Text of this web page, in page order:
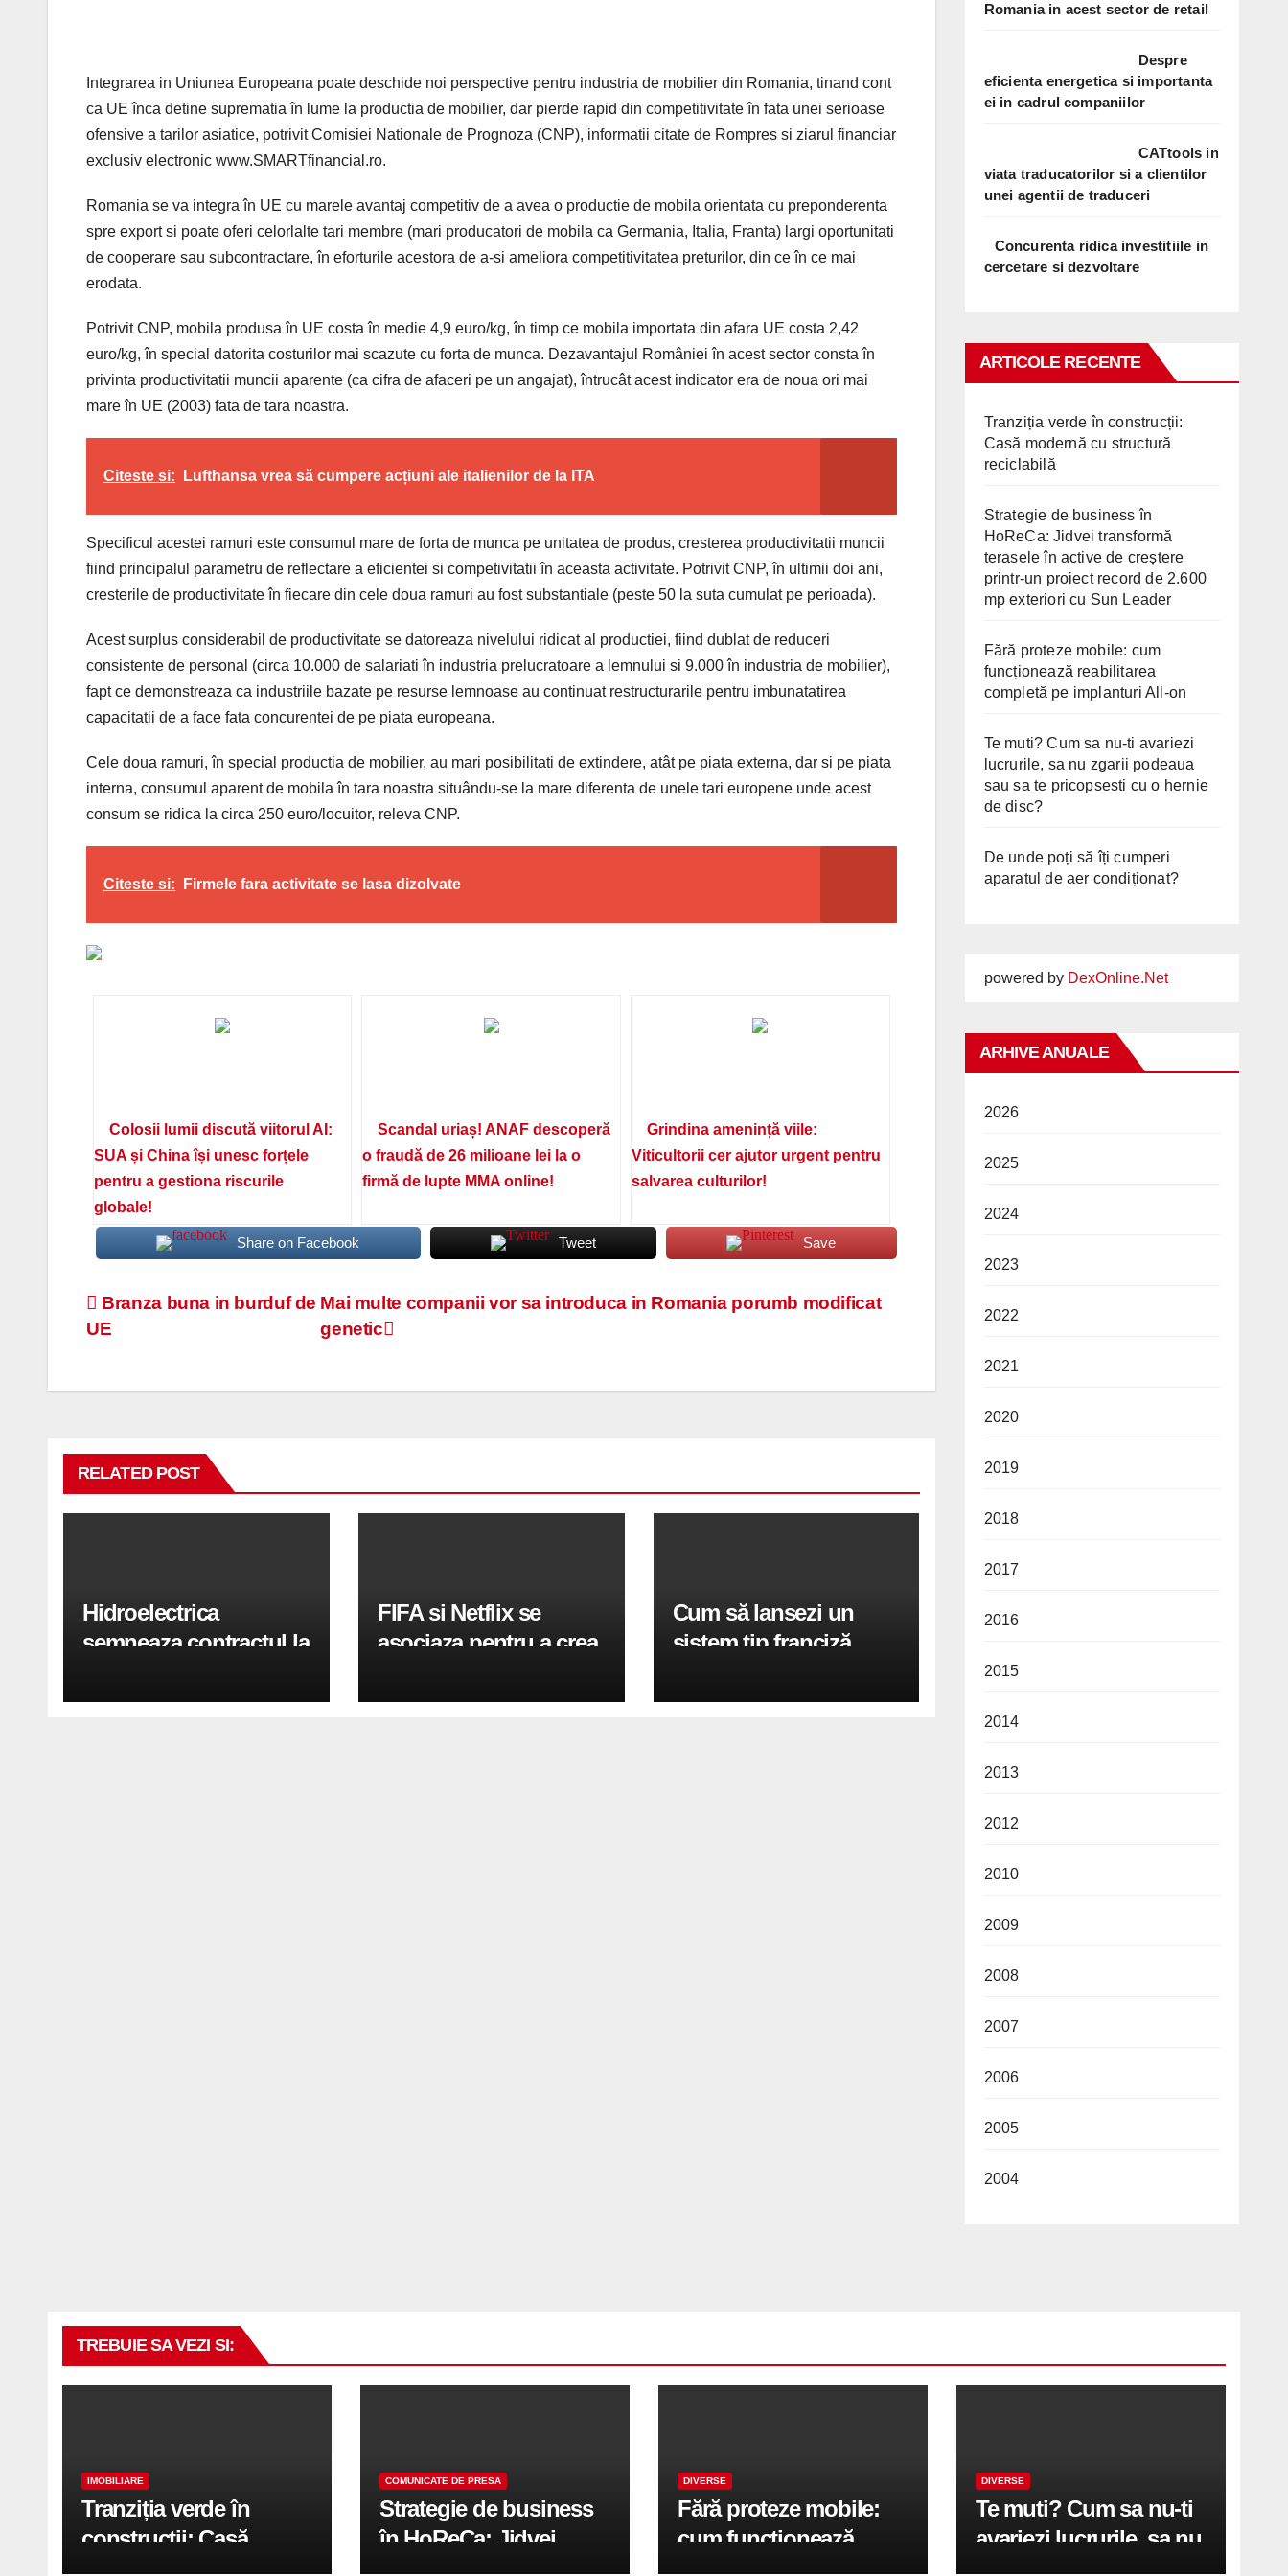
Integrarea in Uniunea Europeana poate deschide noi perspective pentru industria de mobilier din Romania, tinand cont
ca UE înca detine suprematia în lume la productia de mobilier, dar pierde rapid din competitivitate în fata unei serioase
ofensive a tarilor asiatice, potrivit Comisiei Nationale de Prognoza (CNP), informatii citate de Rompres si ziarul financiar
exclusiv electronic www.SMARTfinancial.ro.
Romania se va integra în UE cu marele avantaj competitiv de a avea o productie de mobila orientata cu preponderenta
spre export si poate oferi celorlalte tari membre (mari producatori de mobila ca Germania, Italia, Franta) largi oportunitati
de cooperare sau subcontractare, în eforturile acestora de a-si ameliora competitivitatea preturilor, din ce în ce mai
erodata.
Potrivit CNP, mobila produsa în UE costa în medie 4,9 euro/kg, în timp ce mobila importata din afara UE costa 2,42
euro/kg, în special datorita costurilor mai scazute cu forta de munca. Dezavantajul României în acest sector consta în
privinta productivitatii muncii aparente (ca cifra de afaceri pe un angajat), întrucât acest indicator era de noua ori mai
mare în UE (2003) fata de tara noastra.
Citeste si: Lufthansa vrea să cumpere acțiuni ale italienilor de la ITA
Specificul acestei ramuri este consumul mare de forta de munca pe unitatea de produs, cresterea productivitatii muncii
fiind principalul parametru de reflectare a eficientei si competivitatii în aceasta activitate. Potrivit CNP, în ultimii doi ani,
cresterile de productivitate în fiecare din cele doua ramuri au fost substantiale (peste 50 la suta cumulat pe perioada).
Acest surplus considerabil de productivitate se datoreaza nivelului ridicat al productiei, fiind dublat de reduceri
consistente de personal (circa 10.000 de salariati în industria prelucratoare a lemnului si 9.000 în industria de mobilier),
fapt ce demonstreaza ca industriile bazate pe resurse lemnoase au continuat restructurarile pentru imbunatatirea
capacitatii de a face fata concurentei de pe piata europeana.
Cele doua ramuri, în special productia de mobilier, au mari posibilitati de extindere, atât pe piata externa, dar si pe piata
interna, consumul aparent de mobila în tara noastra situându-se la mare diferenta de unele tari europene unde acest
consum se ridica la circa 250 euro/locuitor, releva CNP.
Citeste si: Firmele fara activitate se lasa dizolvate
Colosii lumii discută viitorul AI:
SUA și China își unesc forțele
pentru a gestiona riscurile
globale!
Scandal uriaș! ANAF descoperă
o fraudă de 26 milioane lei la o
firmă de lupte MMA online!
Grindina amenință viile:
Viticultorii cer ajutor urgent pentru
salvarea culturilor!
Share on Facebook Tweet Save
Navigare
articole
Mai multe companii vor sa introduca in Romania porumb modificat
genetic
Branza buna in burduf de
UE
RELATED POST
Hidroelectrica
semneaza contractul la
solar Tara Hategului
FIFA si Netflix se
asociaza pentru a crea
Cum să lansezi un
sistem tip franciză
Romania in acest sector de retail
Despre
eficienta energetica si importanta
ei in cadrul companiilor
CATtools in
viata traducatorilor si a clientilor
unei agentii de traduceri
Concurenta ridica investitiile in
cercetare si dezvoltare
ARTICOLE RECENTE
Tranziția verde în construcții:
Casă modernă cu structură
reciclabilă
Strategie de business în
HoReCa: Jidvei transformă
terasele în active de creștere
printr-un proiect record de 2.600
mp exteriori cu Sun Leader
Fără proteze mobile: cum
funcționează reabilitarea
completă pe implanturi All-on
Te muti? Cum sa nu-ti avariezi
lucrurile, sa nu zgarii podeaua
sau sa te pricopsesti cu o hernie
de disc?
De unde poți să îți cumperi
aparatul de aer condiționat?
powered by DexOnline.Net
ARHIVE ANUALE
2026
2025
2024
2023
2022
2021
2020
2019
2018
2017
2016
2015
2014
2013
2012
2010
2009
2008
2007
2006
2005
2004
TREBUIE SA VEZI SI:
IMOBILIARE
Tranziția verde în
construcții: Casă
modernă cu structură
COMUNICATE DE PRESA
Strategie de business
în HoReCa: Jidvei
transformă terasele în
DIVERSE
Fără proteze mobile:
cum funcționează
reabilitarea completă
DIVERSE
Te muti? Cum sa nu-ti
avariezi lucrurile, sa nu
zgarii podeaua sau sa